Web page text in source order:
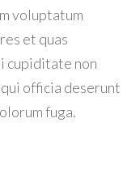
voluptatum
et quas
cupiditate non
officia deserunt
fuga.